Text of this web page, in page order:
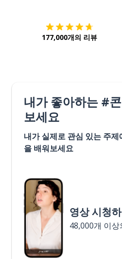
177,000개의 리뷰
내가 좋아하는 #
보세요
내가 실제로 관심 있는 주
을 배워보세요
영상 시청
48,000개 이